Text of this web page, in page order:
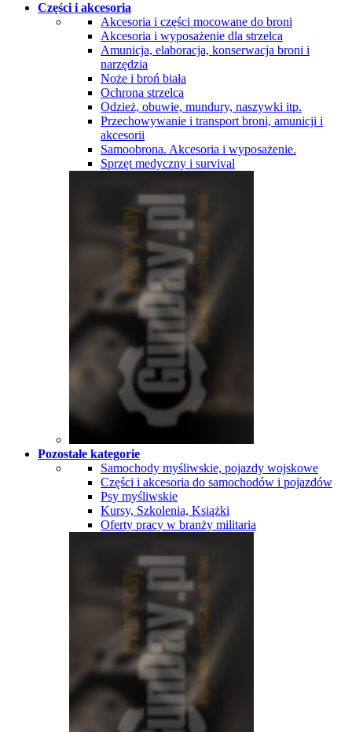
Części i akcesoria
Akcesoria i części mocowane do broni
Akcesoria i wyposażenie dla strzelca
Amunicja, elaboracja, konserwacja broni i
narzędzia
Noże i broń biała
Ochrona strzelca
Odzież, obuwie, mundury, naszywki itp.
Przechowywanie i transport broni, amunicji i
akcesorii
Samoobrona. Akcesoria i wyposażenie.
Sprzęt medyczny i survival
Pozostałe kategorie
Samochody myśliwskie, pojazdy wojskowe
Części i akcesoria do samochodów i pojazdów
Psy myśliwskie
Kursy, Szkolenia, Książki
Oferty pracy w branży militaria